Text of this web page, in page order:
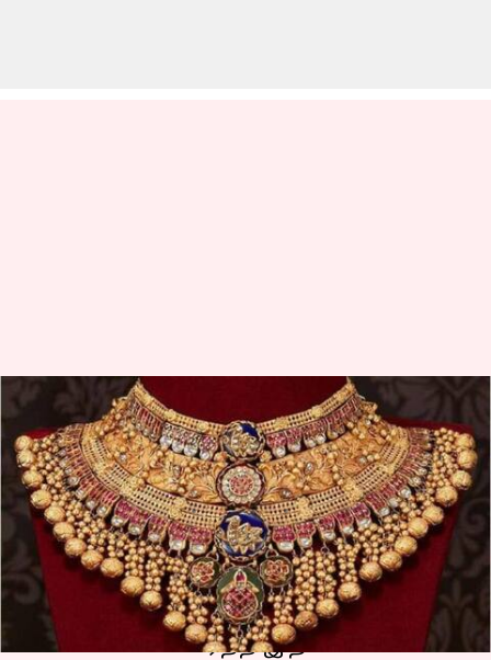
இன்றைய தங்கம் வெள்ளி
விலை நிலவரம்: ஜனவரி
12
எழுதியவர் Sindhuja SM Jan 12, 2024 11:23 am
செய்தி முன்னோட்டம்
கடந்த சில வாரங்களாகவேதங்கம்
வெள்ளி விலைஏற்ற இறக்கமாக